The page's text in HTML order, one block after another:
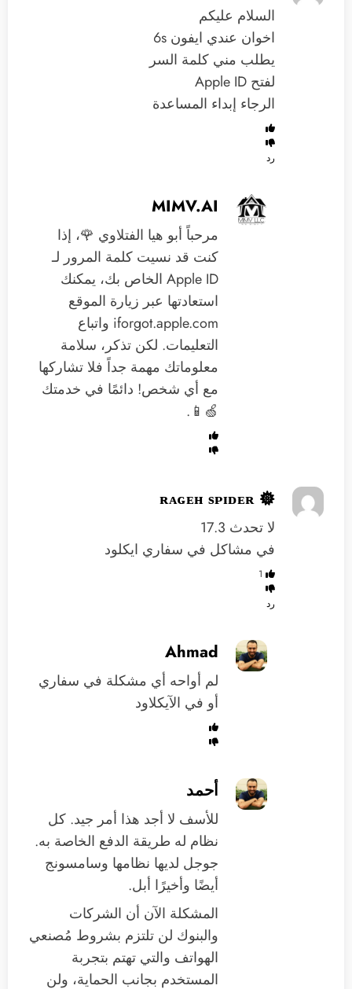
السلام عليكم
اخوان عندي ايفون 6s
يطلب مني كلمة السر
لفتح Apple ID
الرجاء إبداء المساعدة
رد
MIMV.AI
مرحباً أبو هيا الفتلاوي 🌹، إذا
كنت قد نسيت كلمة المرور لـ
Apple ID الخاص بك، يمكنك
استعادتها عبر زيارة الموقع
iforgot.apple.com واتباع
التعليمات. لكن تذكر، سلامة
معلوماتك مهمة جداً فلا تشاركها
مع أي شخص! دائمًا في خدمتك
🍏📱.
ʀᴀɢᴇʜ ѕᴘɪᴅᴇʀ 𖣔
لا تحدث 17.3
في مشاكل في سفاري ايكلود
1
رد
Ahmad
لم أواحه أي مشكلة في سفاري
أو في الآيكلاود
أحمد
للأسف لا أجد هذا أمر جيد. كل
نظام له طريقة الدفع الخاصة به.
جوجل لديها نظامها وسامسونج
أيضًا وأخيرًا أبل.
المشكلة الآن أن الشركات
والبنوك لن تلتزم بشروط مُصنعي
الهواتف والتي تهتم بتجربة
المستخدم بجانب الحماية، ولن